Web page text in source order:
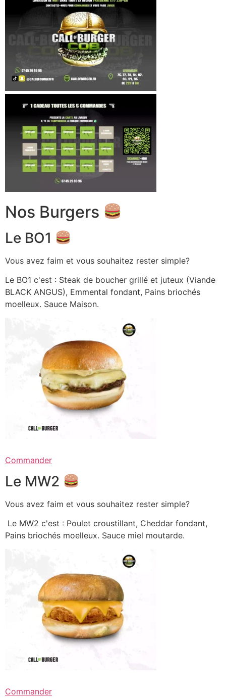
Nos Burgers
Le BO1
Vous avez faim et vous souhaitez rester simple?
Le BO1 c'est : Steak de boucher grillé et juteux (Viande
BLACK ANGUS), Emmental fondant, Pains briochés
moelleux. Sauce Maison.
Commander
Le MW2
Vous avez faim et vous souhaitez rester simple?
Le MW2 c'est : Poulet croustillant, Cheddar fondant,
Pains briochés moelleux. Sauce miel moutarde.
Commander